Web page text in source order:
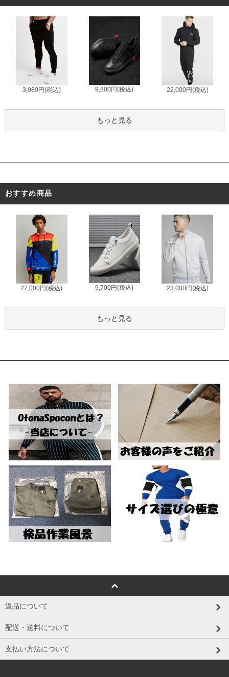
3,980円(税込) 9,800円(税込) 22,000円(税込)
もっと見る
おすすめ商品
27,000円(税込) 9,700円(税込) 23,000円(税込)
もっと見る
返品について
配送・送料について
支払い方法について